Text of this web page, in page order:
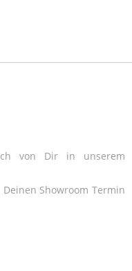
von Dir in unserem
Showroom Termin